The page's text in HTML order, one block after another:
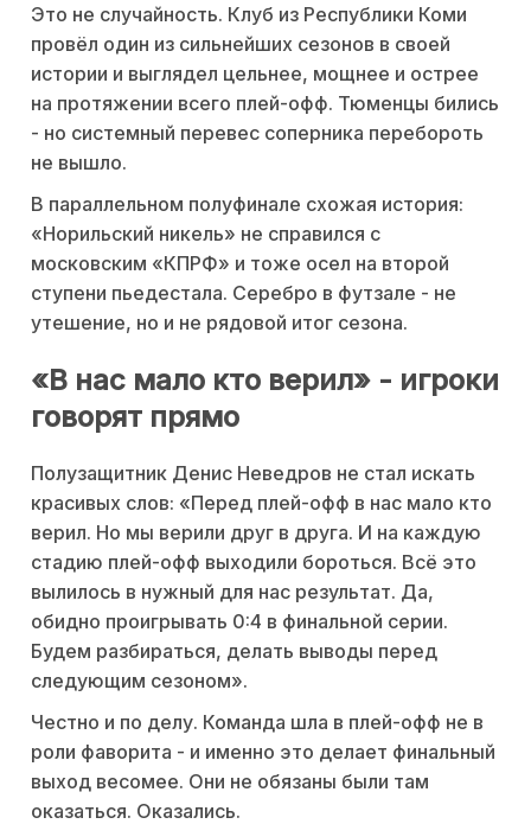
Это не случайность. Клуб из Республики Коми
провёл один из сильнейших сезонов в своей
истории и выглядел цельнее, мощнее и острее
на протяжении всего плей-офф. Тюменцы бились
- но системный перевес соперника перебороть
не вышло.
В параллельном полуфинале схожая история:
«Норильский никель» не справился с
московским «КПРФ» и тоже осел на второй
ступени пьедестала. Серебро в футзале - не
утешение, но и не рядовой итог сезона.
«В нас мало кто верил» - игроки
говорят прямо
Полузащитник Денис Неведров не стал искать
красивых слов: «Перед плей-офф в нас мало кто
верил. Но мы верили друг в друга. И на каждую
стадию плей-офф выходили бороться. Всё это
вылилось в нужный для нас результат. Да,
обидно проигрывать 0:4 в финальной серии.
Будем разбираться, делать выводы перед
следующим сезоном».
Честно и по делу. Команда шла в плей-офф не в
роли фаворита - и именно это делает финальный
выход весомее. Они не обязаны были там
оказаться. Оказались.